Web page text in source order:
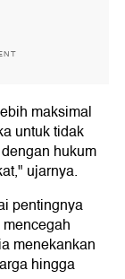
maksimal
untuk tidak
hukum
ujarnya.
pentingnya
menekankan
hingga